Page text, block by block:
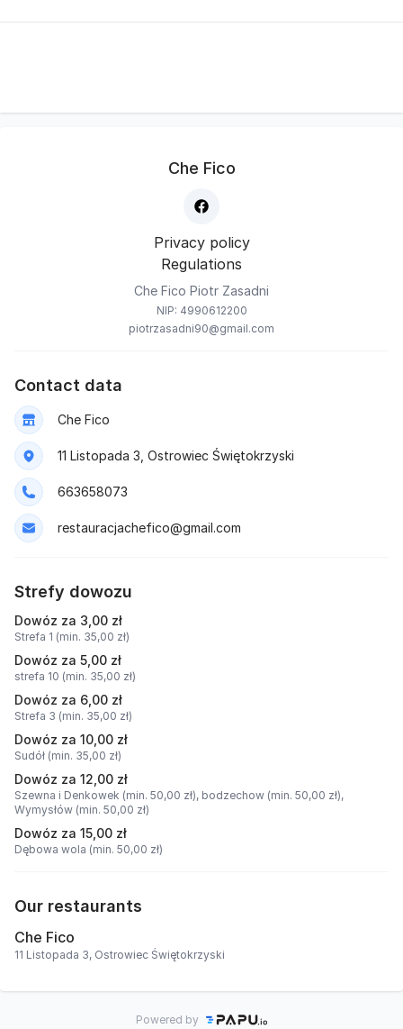
Che Fico
Privacy policy
Regulations
Che Fico Piotr Zasadni
NIP: 4990612200
piotrzasadni90@gmail.com
Contact data
Che Fico
11 Listopada 3, Ostrowiec Świętokrzyski
663658073
restauracjachefico@gmail.com
Strefy dowozu
Dowóz za 3,00 zł
Strefa 1 (min. 35,00 zł)
Dowóz za 5,00 zł
strefa 10 (min. 35,00 zł)
Dowóz za 6,00 zł
Strefa 3 (min. 35,00 zł)
Dowóz za 10,00 zł
Sudół (min. 35,00 zł)
Dowóz za 12,00 zł
Szewna i Denkowek (min. 50,00 zł), bodzechow (min. 50,00 zł),
Wymysłów (min. 50,00 zł)
Dowóz za 15,00 zł
Dębowa wola (min. 50,00 zł)
Our restaurants
Che Fico
11 Listopada 3, Ostrowiec Świętokrzyski
Powered by